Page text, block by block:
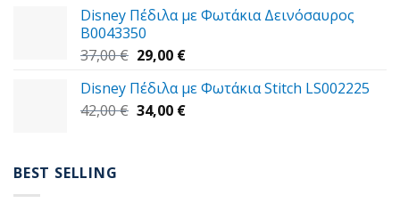
59,00 €.είναι:
Disney Πέδιλα με Φωτάκια Δεινόσαυρος
B0043350
37,00€ Original
was:
37,00 €.
29,00 €Η
τιμή
είναι:
Disney Πέδιλα με Φωτάκια Stitch LS002225
42,00€ Original
34,00 €Η
BEST SELLING